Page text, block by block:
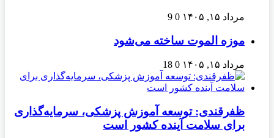
مرداد ۱۵, ۱۴۰۵ 0
9
موزه الموت ساخته می‌شود
مرداد ۱۵, ۱۴۰۵ 0
18
ظفرقندی: توسعه آموزش پزشکی، سرمایه‌گذاری
برای سلامت آینده کشور است